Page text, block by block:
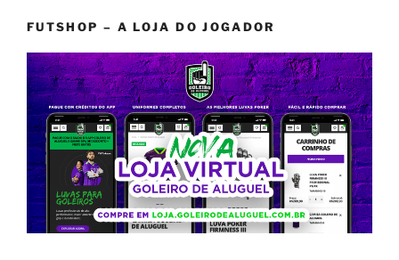
FUTSHOP – A LOJA DO JOGADOR